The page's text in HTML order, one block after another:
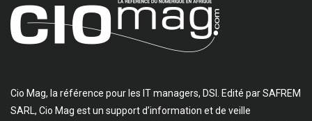
Cio Mag, la référence pour les IT managers, DSI. Edité par SAFREM
SARL, Cio Mag est un support d’information et de veille